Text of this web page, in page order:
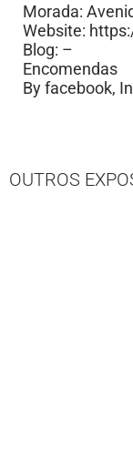
Morada:
Website:
Blog: –
Encomendas
By facebook,
OUTROS